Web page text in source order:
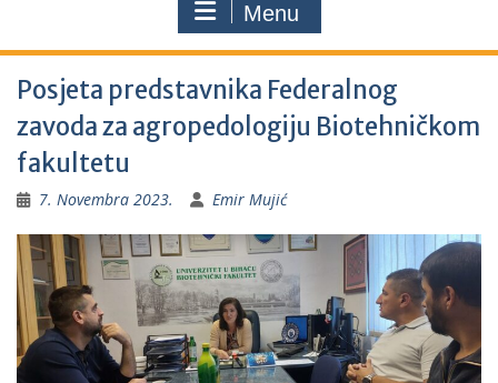
Menu
Posjeta predstavnika Federalnog
zavoda za agropedologiju Biotehničkom
fakultetu
7. Novembra 2023. Emir Mujić